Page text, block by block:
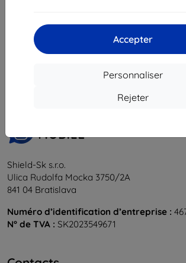
Accepter
Personnaliser
Rejeter
du total
Shield-Sk s.r.o.
Ulica Rudolfa Mocka 3750/2A
841 04 Bratislava
Numéro d’identification d’entreprise :
N° de TVA : SK2023549671